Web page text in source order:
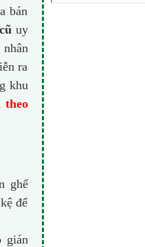
bán
uy
ra
khu
theo
ghế
để
gián